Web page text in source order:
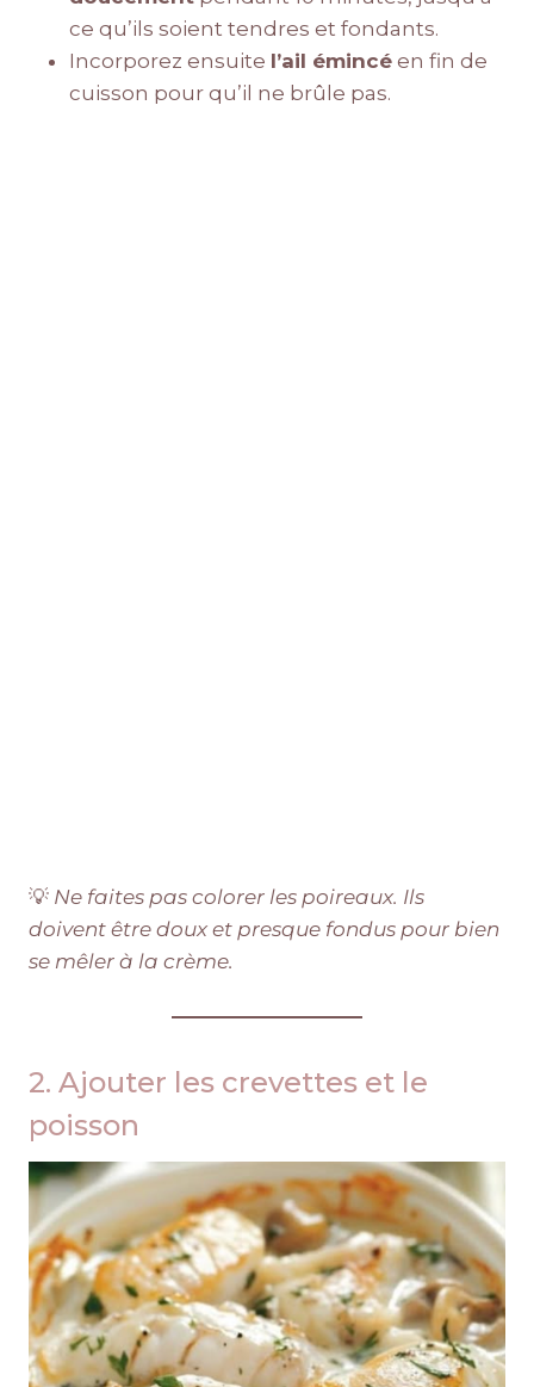
ce qu’ils soient tendres et fondants.
Incorporez ensuite l’ail émincé en fin de
cuisson pour qu’il ne brûle pas.
💡 Ne faites pas colorer les poireaux. Ils
doivent être doux et presque fondus pour bien
se mêler à la crème.
2. Ajouter les crevettes et le
poisson